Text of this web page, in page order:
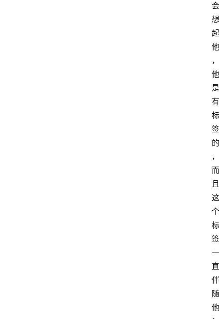
会
想
起
他
，
他
是
有
标
签
的
，
而
且
这
个
标
签
一
直
伴
随
他